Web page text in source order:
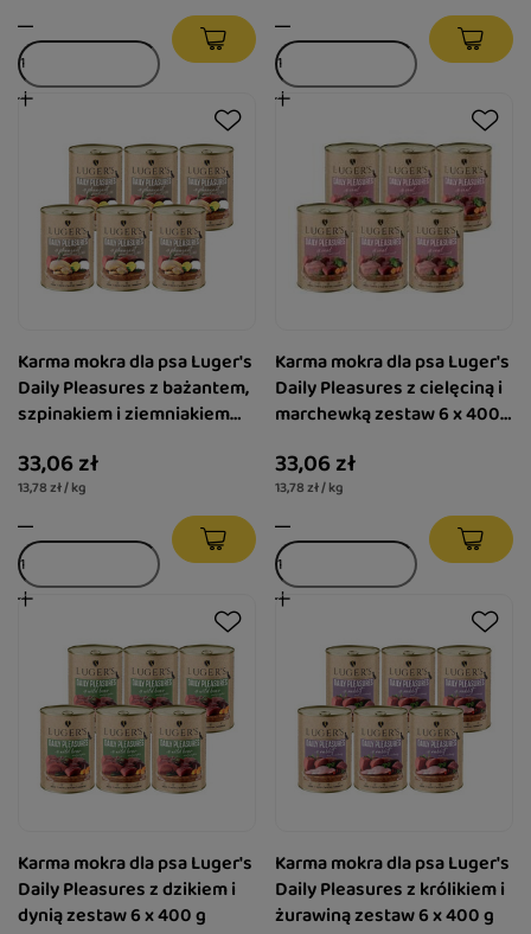
Karma mokra dla psa Luger's
Daily Pleasures z bażantem,
szpinakiem i ziemniakiem
33,06 zł
13,78 zł / kg
Karma mokra dla psa Luger's
Daily Pleasures z cielęciną i
marchewką zestaw 6 x 400
33,06 zł
13,78 zł / kg
Karma mokra dla psa Luger's
Daily Pleasures z dzikiem i
dynią zestaw 6 x 400 g
Karma mokra dla psa Luger's
Daily Pleasures z królikiem i
żurawiną zestaw 6 x 400 g